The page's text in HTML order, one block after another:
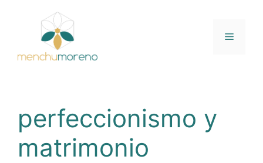
contenido
Menú
perfeccionismo y
matrimonio